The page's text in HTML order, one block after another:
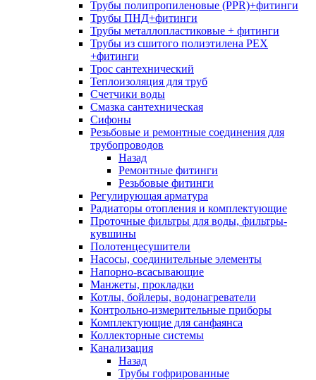
Трубы полипропиленовые (PPR)+фитинги
Трубы ПНД+фитинги
Трубы металлопластиковые + фитинги
Трубы из сшитого полиэтилена PEX
+фитинги
Трос сантехнический
Теплоизоляция для труб
Счетчики воды
Смазка сантехническая
Сифоны
Резьбовые и ремонтные соединения для
трубопроводов
Назад
Ремонтные фитинги
Резьбовые фитинги
Регулирующая арматура
Радиаторы отопления и комплектующие
Проточные фильтры для воды, фильтры-
кувшины
Полотенцесушители
Насосы, соединительные элементы
Напорно-всасывающие
Манжеты, прокладки
Котлы, бойлеры, водонагреватели
Контрольно-измерительные приборы
Комплектующие для санфаянса
Коллекторные системы
Канализация
Назад
Трубы гофрированные